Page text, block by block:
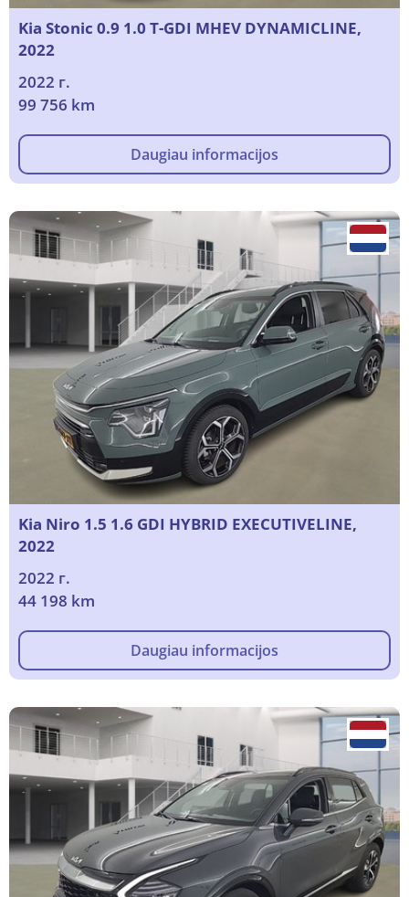
Kia Stonic 0.9 1.0 T-GDI MHEV DYNAMICLINE,
2022
2022 г.
99 756 km
Daugiau informacijos
Kia Niro 1.5 1.6 GDI HYBRID EXECUTIVELINE,
2022
2022 г.
44 198 km
Daugiau informacijos